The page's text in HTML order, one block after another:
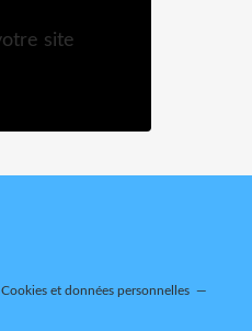
site
Cookies et données personnelles